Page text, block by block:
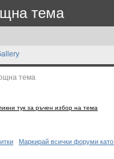
тема
тема
тук за ръчен избор на тема
Маркирай всички форуми